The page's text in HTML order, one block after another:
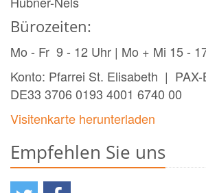
Bürozeiten:
Mo - Fr 9 - 12 Uhr | Mo + Mi 15 -
Konto: Pfarrei St. Elisabeth |
DE33 3706 0193 4001 6740 00
Visitenkarte herunterladen
Empfehlen Sie uns